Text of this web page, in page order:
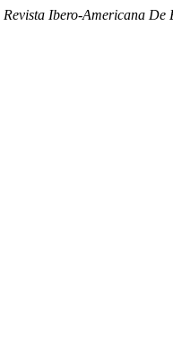
Revista Ibero-Americana De